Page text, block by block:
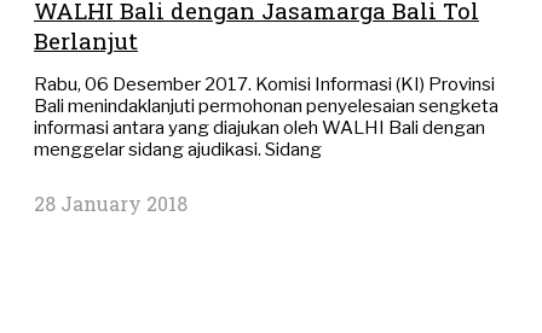
WALHI Bali dengan Jasamarga Bali Tol
Berlanjut
Rabu, 06 Desember 2017. Komisi Informasi (KI) Provinsi
Bali menindaklanjuti permohonan penyelesaian sengketa
informasi antara yang diajukan oleh WALHI Bali dengan
menggelar sidang ajudikasi. Sidang
28 January 2018